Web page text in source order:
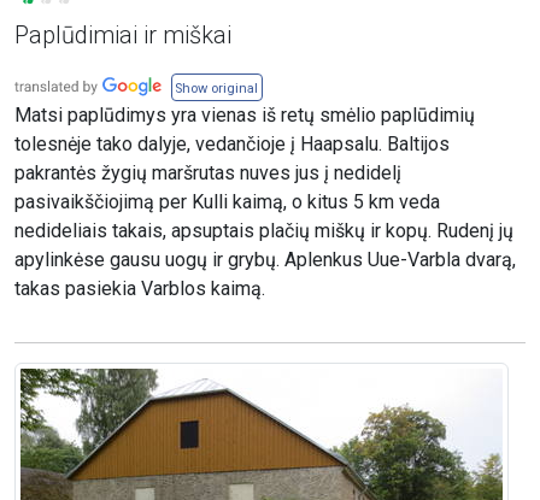
Paplūdimiai ir miškai
Show original
Matsi paplūdimys yra vienas iš retų smėlio paplūdimių
tolesnėje tako dalyje, vedančioje į Haapsalu. Baltijos
pakrantės žygių maršrutas nuves jus į nedidelį
pasivaikščiojimą per Kulli kaimą, o kitus 5 km veda
nedideliais takais, apsuptais plačių miškų ir kopų. Rudenį jų
apylinkėse gausu uogų ir grybų. Aplenkus Uue-Varbla dvarą,
takas pasiekia Varblos kaimą.